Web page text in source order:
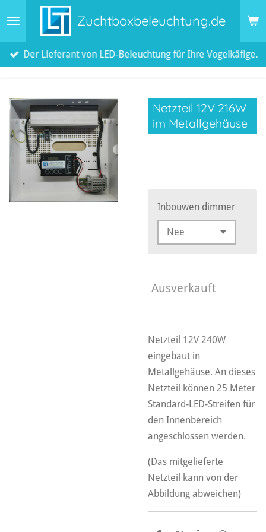
Hauptinhalt
Zuchtboxbeleuchtung.de
Der Lieferant von LED-Beleuchtung für Ihre Vogelkäfige.
Netzteil 12V 216W
im Metallgehäuse
Inbouwen dimmer
Ausverkauft
Netzteil 12V 240W
eingebaut in
Metallgehäuse. An dieses
Netzteil können 25 Meter
Standard-LED-Streifen für
den Innenbereich
angeschlossen werden.
(Das mitgelieferte
Netzteil kann von der
Abbildung abweichen)